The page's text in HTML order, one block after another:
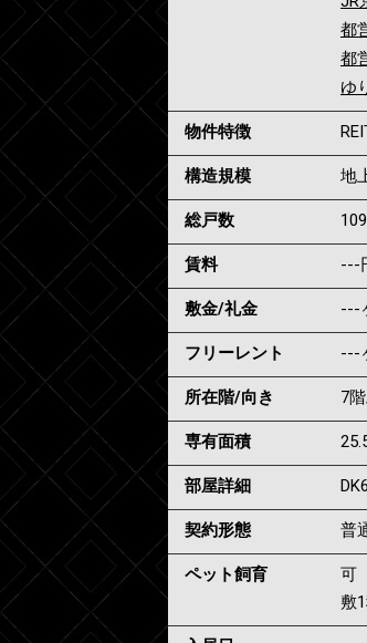
都
都
ゆ
物件特徴
構造規模 地
総戸数
賃料 ---
敷金/礼金 ---
フリーレント ---
所在階/向き 7
専有面積
部屋詳細
契約形態 普
ペット飼育
可
敷